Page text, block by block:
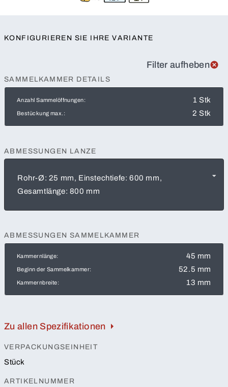
KONFIGURIEREN SIE IHRE VARIANTE
Filter aufheben
SAMMELKAMMER DETAILS
Anzahl Sammelöffnungen: 1 Stk
Bestückung max.: 2 Stk
ABMESSUNGEN LANZE
Rohr-Ø: 25 mm, Einstechtiefe: 600 mm,
Gesamtlänge: 800 mm
ABMESSUNGEN SAMMELKAMMER
Kammernlänge: 45 mm
Beginn der Sammelkammer: 52.5 mm
Kammernbreite: 13 mm
Zu allen Spezifikationen
VERPACKUNGSEINHEIT
Stück
ARTIKELNUMMER